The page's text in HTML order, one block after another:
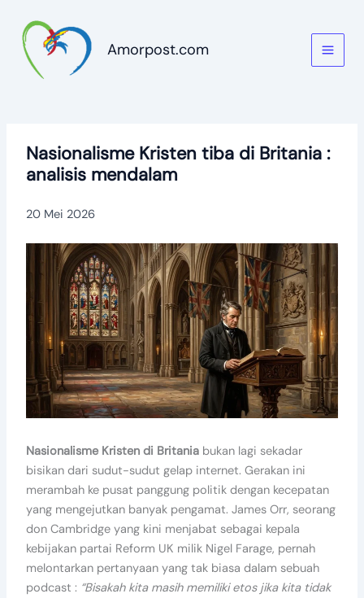
konten
Amorpost.com
Nasionalisme Kristen tiba di Britania :
analisis mendalam
20 Mei 2026
Nasionalisme Kristen di Britaniabukan lagi sekadar
bisikan dari sudut-sudut gelap internet. Gerakan ini
merambah ke pusat panggung politik dengan kecepatan
yang mengejutkan banyak pengamat. James Orr, seorang
don Cambridge yang kini menjabat sebagai kepala
kebijakan partai Reform UK milik Nigel Farage, pernah
melontarkan pertanyaan yang tak biasa dalam sebuah
podcast : “Bisakah kita masih memiliki etos jika kita tidak